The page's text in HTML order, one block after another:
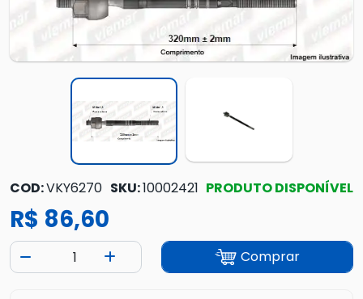
COD:VKY6270 SKU:10002421 PRODUTO DISPONÍVEL
R$ 86,60
Comprar